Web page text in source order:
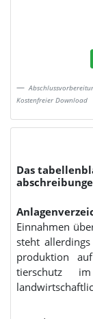
Kostenfreier Download
Das
Einnahmen
steht
produktion
tierschutz